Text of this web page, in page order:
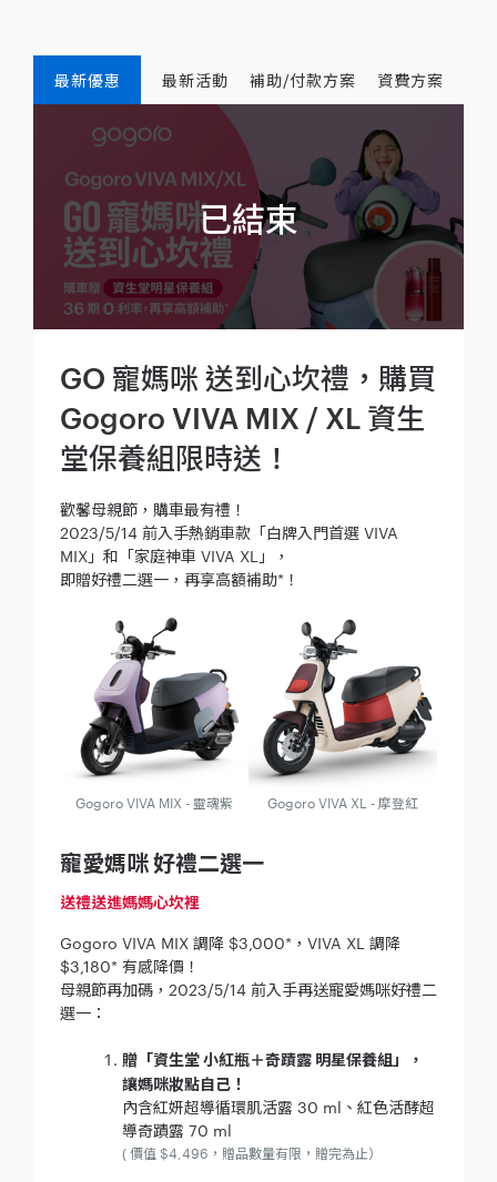
最新優惠 最新活動 補助/付款方案 資費方案
GO 寵媽咪 送到心坎禮，購買
Gogoro VIVA MIX / XL 資生
堂保養組限時送！
歡馨母親節，購車最有禮！
2023/5/14 前入手熱銷車款「白牌入門首選 VIVA
MIX」和「家庭神車 VIVA XL」，
即贈好禮二選一，再享高額補助*！
Gogoro VIVA MIX - 靈魂紫 Gogoro VIVA XL - 摩登紅
寵愛媽咪 好禮二選一
送禮送進媽媽心坎裡
Gogoro VIVA MIX 調降 $3,000*，VIVA XL 調降
$3,180* 有感降價！
母親節再加碼，2023/5/14 前入手再送寵愛媽咪好禮二
選一：
贈「資生堂 小紅瓶＋奇蹟露 明星保養組」，
讓媽咪妝點自己！
內含紅妍超導循環肌活露 30 ml、紅色活酵超
導奇蹟露 70 ml
( 價值 $4,496，贈品數量有限，贈完為止）